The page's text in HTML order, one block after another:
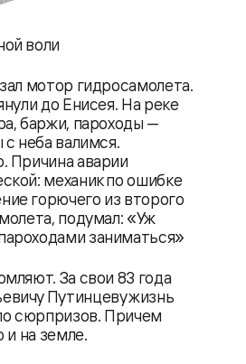
воли
мотор гидросамолета.
до Енисея. На реке
баржи, пароходы —
неба валимся.
Причина аварии
механик по ошибке
горючего из второго
подумал: «Уж
заниматься»
За свои 83 года
Путинцеву жизнь
сюрпризов. Причем
и на земле.